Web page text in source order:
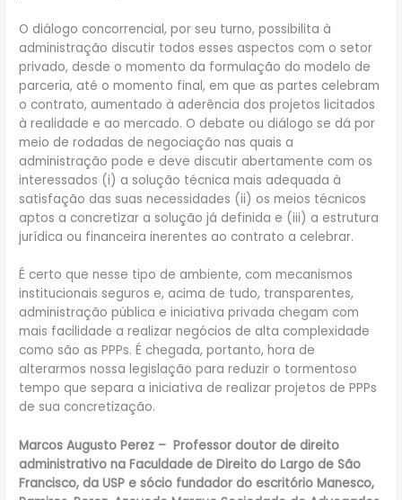
O diálogo concorrencial, por seu turno, possibilita à
administração discutir todos esses aspectos com o setor
privado, desde o momento da formulação do modelo de
parceria, até o momento final, em que as partes celebram
o contrato, aumentado à aderência dos projetos licitados
à realidade e ao mercado. O debate ou diálogo se dá por
meio de rodadas de negociação nas quais a
administração pode e deve discutir abertamente com os
interessados (i) a solução técnica mais adequada à
satisfação das suas necessidades (ii) os meios técnicos
aptos a concretizar a solução já definida e (iii) a estrutura
jurídica ou financeira inerentes ao contrato a celebrar.
É certo que nesse tipo de ambiente, com mecanismos
institucionais seguros e, acima de tudo, transparentes,
administração pública e iniciativa privada chegam com
mais facilidade a realizar negócios de alta complexidade
como são as PPPs. É chegada, portanto, hora de
alterarmos nossa legislação para reduzir o tormentoso
tempo que separa a iniciativa de realizar projetos de PPPs
de sua concretização.
Marcos Augusto Perez – Professor doutor de direito
administrativo na Faculdade de Direito do Largo de São
Francisco, da USP e sócio fundador do escritório Manesco,